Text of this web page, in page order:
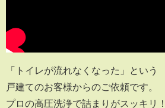
「トイレが流れなくなった」という
戸建てのお客様からのご依頼です。
プロの高圧洗浄で詰まりがスッキリ！